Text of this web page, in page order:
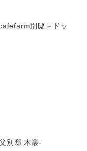
別邸～ドッ
別邸 木叢-